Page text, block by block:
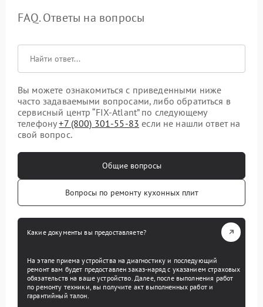
FAQ. Ответы на вопросы
Вы можете ознакомиться с приведенными ниже
часто задаваемыми вопросами, либо обратиться в
сервисный центр “FIX-Atlant” по следующему
телефону+7 (800) 301-55-83 если не нашли ответ на
свой вопрос.
Общие вопросы
Вопросы по ремонту кухонных плит
Какие документы вы предоставляете?
На этапе приема устройства на диагностику и последующий
ремонт вам будет предоставлен заказ-наряд с указанием страховых
обязательств на ваше устройство. Далее, после выполнения работ
по ремонту техники, вы получите акт выполненных работ и
гарантийный талон.